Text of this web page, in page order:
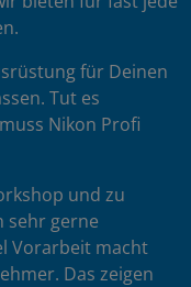
für Deinen
Tut es
Nikon Profi
und zu
sehr gerne
Vorarbeit macht
Das zeigen